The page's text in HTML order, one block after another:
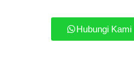
Hubungi